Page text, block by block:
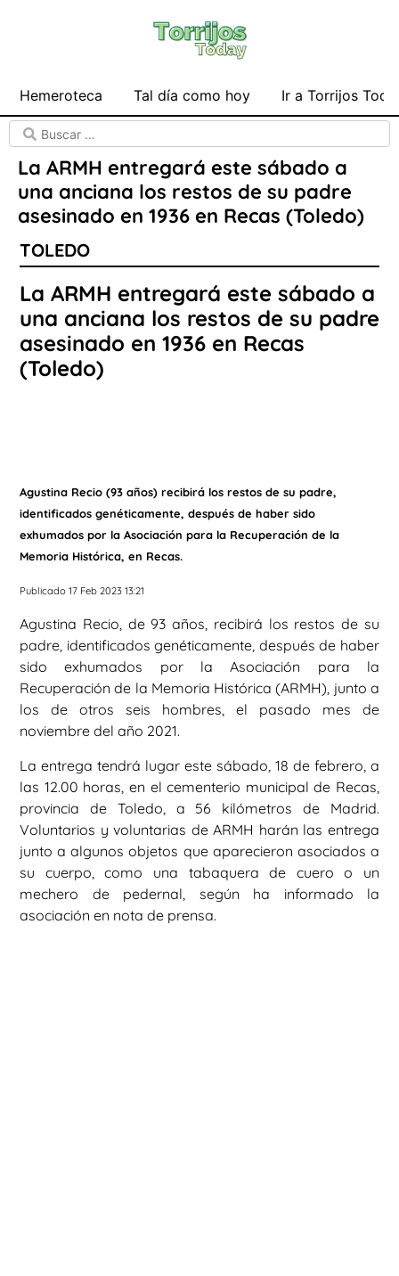
Hemeroteca Tal día como hoy Ir a Torrijos
La ARMH entregará este sábado a
una anciana los restos de su padre
asesinado en 1936 en Recas (Toledo)
TOLEDO
La ARMH entregará este sábado a
una anciana los restos de su padre
asesinado en 1936 en Recas
(Toledo)
Agustina Recio (93 años) recibirá los restos de su padre,
identificados genéticamente, después de haber sido
exhumados por la Asociación para la Recuperación de la
Memoria Histórica, en Recas.
Publicado 17 Feb 2023 13:21
Agustina Recio, de 93 años, recibirá los restos de su
padre, identificados genéticamente, después de haber
sido exhumados por la Asociación para la
Recuperación de la Memoria Histórica (ARMH), junto a
los de otros seis hombres, el pasado mes de
noviembre del año 2021.
La entrega tendrá lugar este sábado, 18 de febrero, a
las 12.00 horas, en el cementerio municipal de Recas,
provincia de Toledo, a 56 kilómetros de Madrid.
Voluntarios y voluntarias de ARMH harán las entrega
junto a algunos objetos que aparecieron asociados a
su cuerpo, como una tabaquera de cuero o un
mechero de pedernal, según ha informado la
asociación en nota de prensa.